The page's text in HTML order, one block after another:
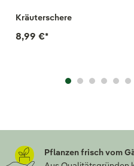
Kräuterschere
8,99 €*
Pflanzen frisch vom